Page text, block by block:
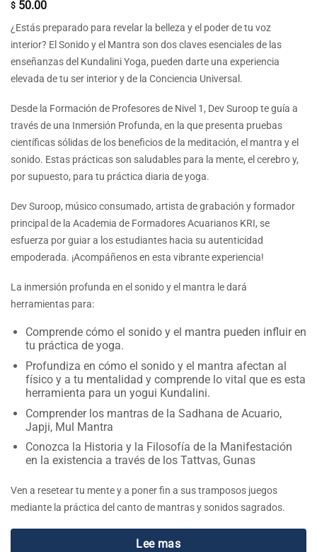
$ 50.00
¿Estás preparado para revelar la belleza y el poder de tu voz
interior? El Sonido y el Mantra son dos claves esenciales de las
enseñanzas del Kundalini Yoga, pueden darte una experiencia
elevada de tu ser interior y de la Conciencia Universal.
Desde la Formación de Profesores de Nivel 1, Dev Suroop te guía a
través de una Inmersión Profunda, en la que presenta pruebas
científicas sólidas de los beneficios de la meditación, el mantra y el
sonido. Estas prácticas son saludables para la mente, el cerebro y,
por supuesto, para tu práctica diaria de yoga.
Dev Suroop, músico consumado, artista de grabación y formador
principal de la Academia de Formadores Acuarianos KRI, se
esfuerza por guiar a los estudiantes hacia su autenticidad
empoderada. ¡Acompáñenos en esta vibrante experiencia!
La inmersión profunda en el sonido y el mantra le dará
herramientas para:
Comprende cómo el sonido y el mantra pueden influir en
tu práctica de yoga.
Profundiza en cómo el sonido y el mantra afectan al
físico y a tu mentalidad y comprende lo vital que es esta
herramienta para un yogui Kundalini.
Comprender los mantras de la Sadhana de Acuario,
Japji, Mul Mantra
Conozca la Historia y la Filosofía de la Manifestación
en la existencia a través de los Tattvas, Gunas
Ven a resetear tu mente y a poner fin a sus tramposos juegos
mediante la práctica del canto de mantras y sonidos sagrados.
Lee mas